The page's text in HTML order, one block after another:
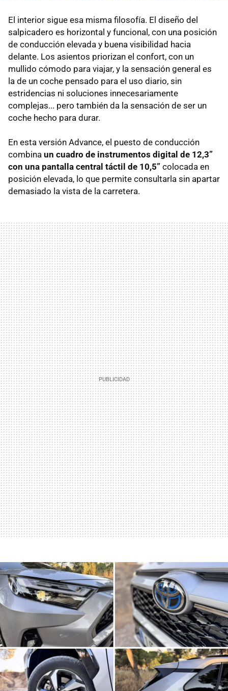
El interior sigue esa misma filosofía. El diseño del
salpicadero es horizontal y funcional, con una posición
de conducción elevada y buena visibilidad hacia
delante. Los asientos priorizan el confort, con un
mullido cómodo para viajar, y la sensación general es
la de un coche pensado para el uso diario, sin
estridencias ni soluciones innecesariamente
complejas... pero también da la sensación de ser un
coche hecho para durar.
En esta versión Advance, el puesto de conducción
combina un cuadro de instrumentos digital de 12,3”
con una pantalla central táctil de 10,5” colocada en
posición elevada, lo que permite consultarla sin apartar
demasiado la vista de la carretera.